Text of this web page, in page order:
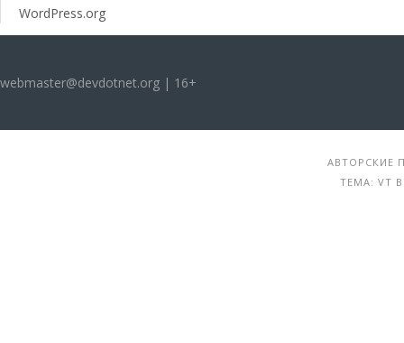
WordPress.org
webmaster@devdotnet.org | 16+
АВТОРСКИЕ
ТЕМА: VT